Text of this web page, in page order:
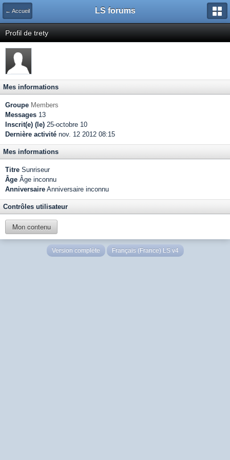
← Accueil LS forums
Profil de trety
Mes informations
Groupe Members
Messages 13
Inscrit(e) (le) 25-octobre 10
Dernière activité nov. 12 2012 08:15
Mes informations
Titre Sunriseur
Âge Âge inconnu
Anniversaire Anniversaire inconnu
Contrôles utilisateur
Mon contenu
Version complète Français (France) LS v4